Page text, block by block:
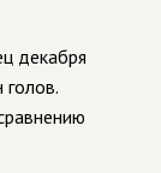
декабря